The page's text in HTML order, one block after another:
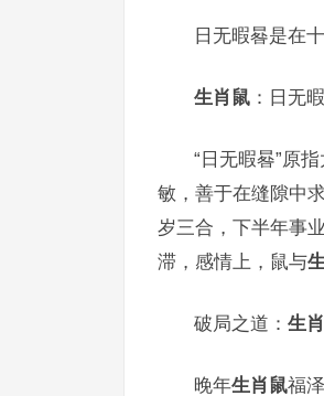
日无暇晷是在
生肖鼠 ：日无
“日无暇晷”原
敏，善于在缝隙中
岁三合，下半年事
滞，感情上，鼠与
破局之道： 生
晚年生肖鼠福